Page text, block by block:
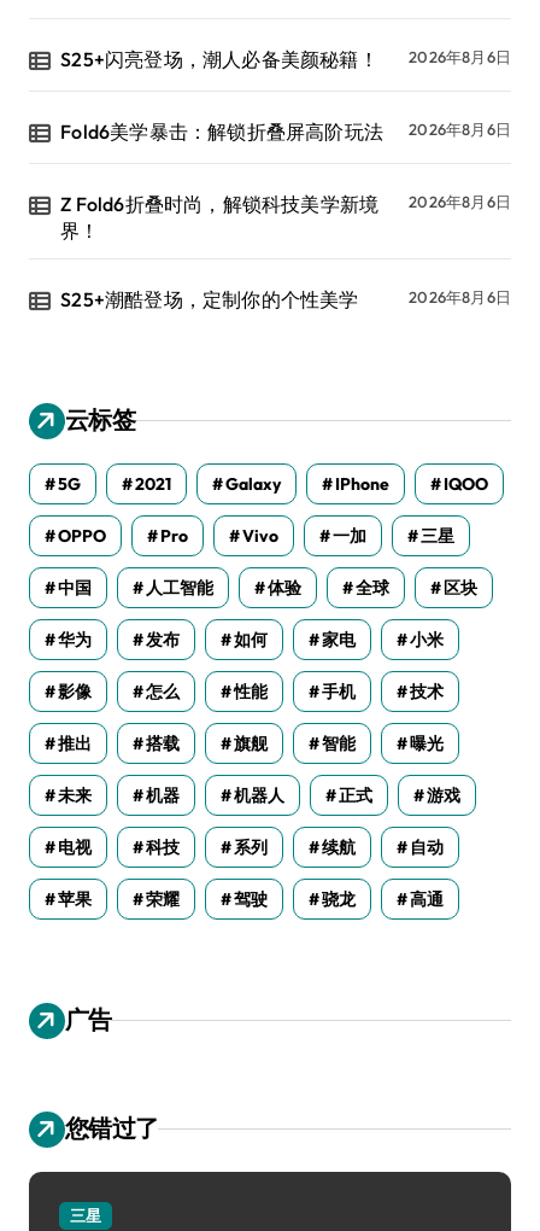
S25+闪亮登场，潮人必备美颜秘籍！ 2026年8月6日
Fold6美学暴击：解锁折叠屏高阶玩法 2026年8月6日
Z Fold6折叠时尚，解锁科技美学新境
界！
2026年8月6日
S25+潮酷登场，定制你的个性美学 2026年8月6日
云标签
5G 2021 Galaxy IPhone IQOO
OPPO Pro Vivo 一加 三星
中国 人工智能 体验 全球 区块
华为 发布 如何 家电 小米
影像 怎么 性能 手机 技术
推出 搭载 旗舰 智能 曝光
未来 机器 机器人 正式 游戏
电视 科技 系列 续航 自动
苹果 荣耀 驾驶 骁龙 高通
广告
您错过了
三星